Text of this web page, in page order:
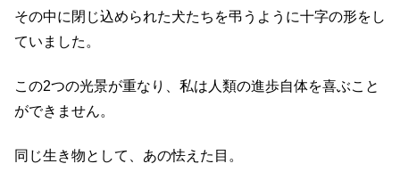
その中に閉じ込められた犬たちを弔うように十字の形をし
ていました。
この2つの光景が重なり、私は人類の進歩自体を喜ぶこと
ができません。
同じ生き物として、あの怯えた目。